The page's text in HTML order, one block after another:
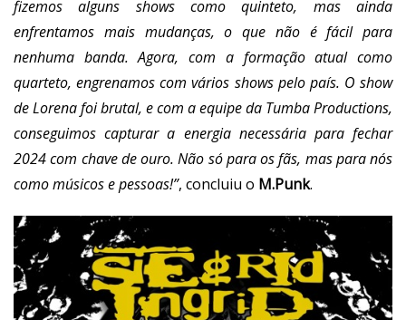
fizemos alguns shows como quinteto, mas ainda
enfrentamos mais mudanças, o que não é fácil para
nenhuma banda. Agora, com a formação atual como
quarteto, engrenamos com vários shows pelo país. O show
de Lorena foi brutal, e com a equipe da Tumba Productions,
conseguimos capturar a energia necessária para fechar
2024 com chave de ouro. Não só para os fãs, mas para nós
como músicos e pessoas!”, concluiu o M.Punk.